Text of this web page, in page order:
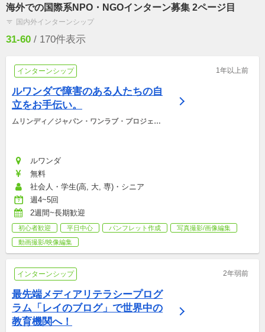
海外での国際系NPO・NGOインターン募集 2ページ目
filter_list 国内外インターンシップ
31-60 / 170件表示
インターンシップ 1年以上前
ルワンダで障害のある人たちの自
立をお手伝い。
ムリンディ／ジャパン・ワンラブ・プロジェク
ルワンダ
無料
社会人・学生(高, 大, 専)・シニア
週4~5回
2週間~長期歓迎
初心者歓迎 平日中心 パンフレット作成
写真撮影/画像編集
動画撮影/映像編集
インターンシップ 2年弱前
最先端メディアリテラシープログ
ラム「レイのブログ」で世界中の
教育機関へ！